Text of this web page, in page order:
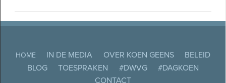
HOME IN DE MEDIA OVER KOEN GEENS
BELEID
BLOG
TOESPRAKEN #DWVG
#DAGKOEN
CONTACT